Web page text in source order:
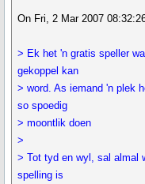
On Fri, 2 Mar 2007
> Ek het 'n gratis speller
gekoppel kan
> word. As iemand 'n plek
so spoedig
> moontlik doen
>
> Tot tyd en wyl, sal almal
spelling is